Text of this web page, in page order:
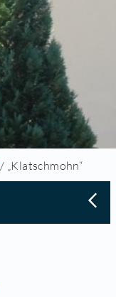
/ „Klatschmohn“